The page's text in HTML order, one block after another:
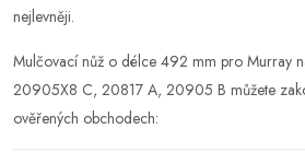
nejlevněji.
Mulčovací nůž o délce 492 mm pro Murray
20905X8 C, 20817 A, 20905 B můžete
ověřených obchodech: